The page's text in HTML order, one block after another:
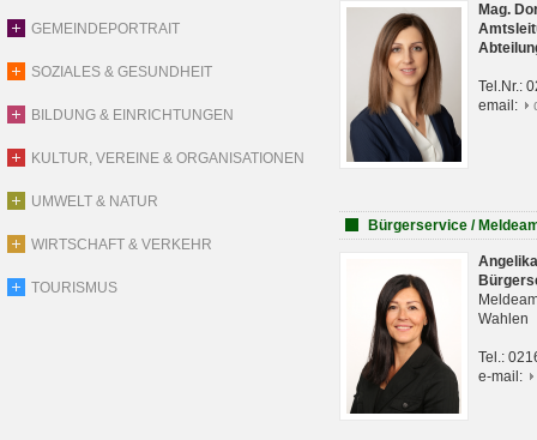
GEMEINDEPORTRAIT
SOZIALES & GESUNDHEIT
BILDUNG & EINRICHTUNGEN
KULTUR, VEREINE & ORGANISATIONEN
UMWELT & NATUR
WIRTSCHAFT & VERKEHR
TOURISMUS
Mag.
Tel.Nr.:
email:
Bürgerservice /
Wahlen
Tel.:
e-mail: